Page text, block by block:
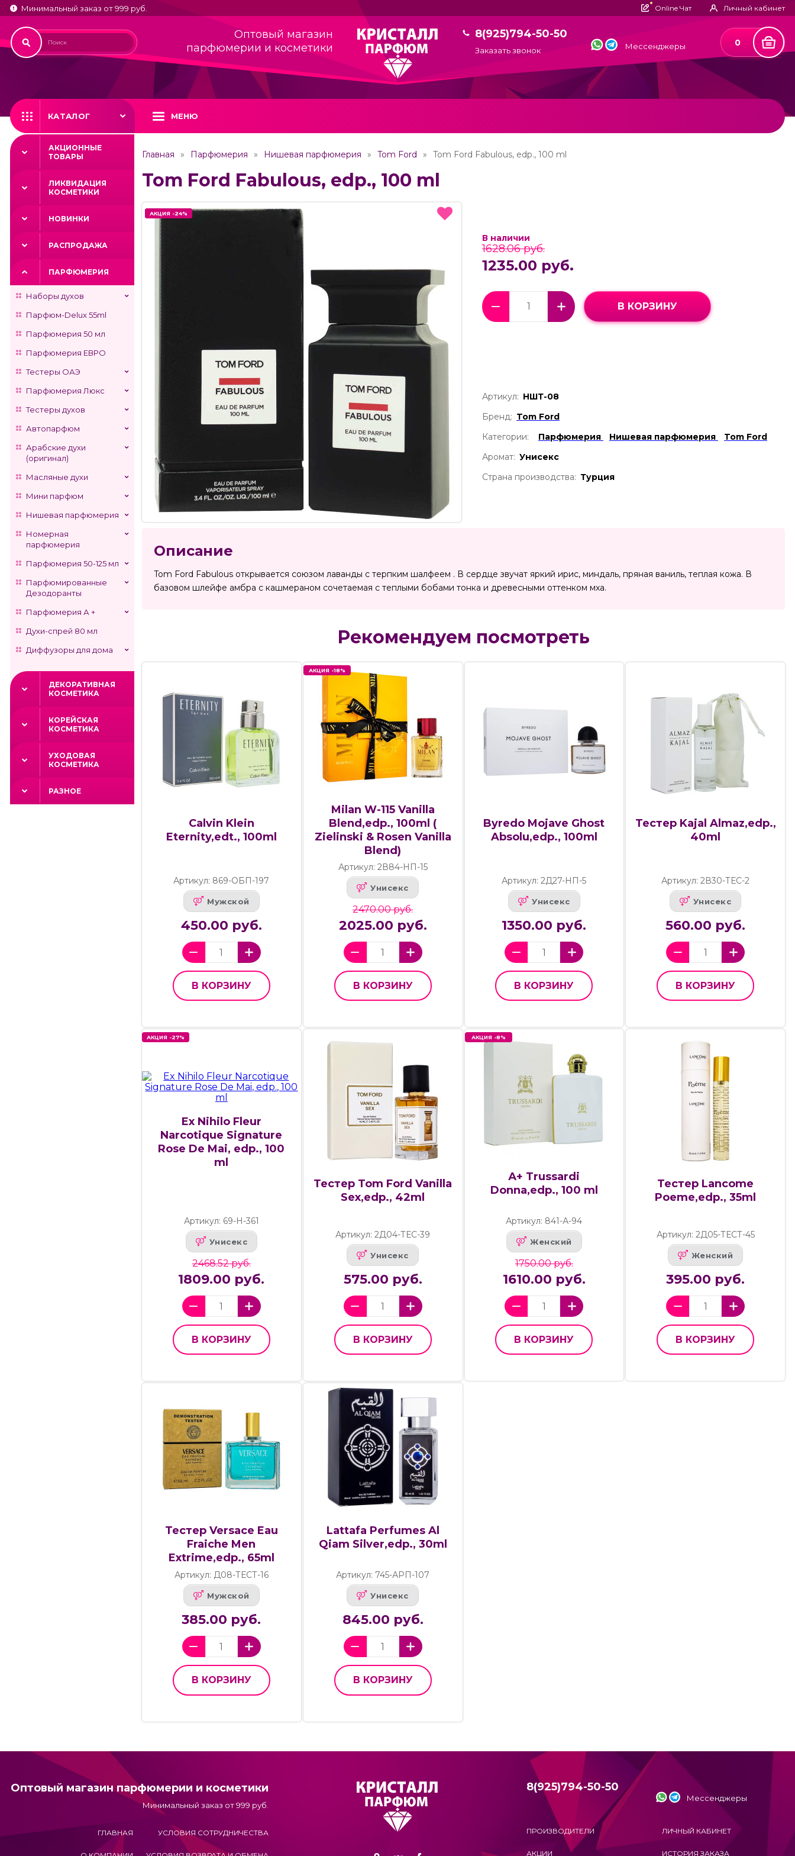
Минимальный заказ от 999 руб. Online Чат Личный кабинет
Оптовый магазин
парфюмерии и косметики
8(925)794-50-50
Заказать звонок Мессенджеры 0
КАТАЛОГ МЕНЮ
АКЦИОННЫЕ
ТОВАРЫ
ЛИКВИДАЦИЯ
КОСМЕТИКИ
НОВИНКИ
РАСПРОДАЖА
ПАРФЮМЕРИЯ
Наборы духов
Парфюм-Delux 55ml
Парфюмерия 50 мл
Парфюмерия ЕВРО
Тестеры ОАЭ
Парфюмерия Люкс
Тестеры духов
Автопарфюм
Арабские духи
(оригинал)
Масляные духи
Мини парфюм
Нишевая парфюмерия
Номерная
парфюмерия
Парфюмерия 50-125 мл
Парфюмированные
Дезодоранты
Парфюмерия А +
Духи-спрей 80 мл
Диффузоры для дома
ДЕКОРАТИВНАЯ
КОСМЕТИКА
КОРЕЙСКАЯ
КОСМЕТИКА
УХОДОВАЯ
КОСМЕТИКА
РАЗНОЕ
Главная Парфюмерия Нишевая парфюмерия Tom Ford Tom Ford Fabulous, edp., 100 ml
Tom Ford Fabulous, edp., 100 ml
АКЦИЯ -24%
АКЦИЯ -24%
В наличии
1628.06 руб.
1235.00 руб.
В КОРЗИНУ
Артикул: НШТ-08
Бренд: Tom Ford
Категории:
Парфюмерия Нишевая парфюмерия
Tom Ford
Аромат: Унисекс
Страна производства: Турция
Описание
Tom Ford Fabulous открывается союзом лаванды с терпким шалфеем . В сердце звучат яркий ирис, миндаль, пряная ваниль, теплая кожа. В
базовом шлейфе амбра с кашмераном сочетаемая с теплыми бобами тонка и древесными оттенком мха.
Рекомендуем посмотреть
Calvin Klein
Eternity,edt., 100ml
Артикул: 869-ОБП-197
Мужской
450.00 руб.
В КОРЗИНУ
АКЦИЯ -18%
Milan W-115 Vanilla
Blend,edp., 100ml (
Zielinski & Rosen Vanilla
Blend)
Артикул: 2В84-НП-15
Унисекс
2470.00 руб.
2025.00 руб.
В КОРЗИНУ
Byredo Mojave Ghost
Absolu,edp., 100ml
Артикул: 2Д27-НП-5
Унисекс
1350.00 руб.
В КОРЗИНУ
Тестер Kajal Almaz,edp.,
40ml
Артикул: 2В30-ТЕС-2
Унисекс
560.00 руб.
В КОРЗИНУ
АКЦИЯ -27%
Ex Nihilo Fleur
Narcotique Signature
Rose De Mai, edp., 100
ml
Артикул: 69-Н-361
Унисекс
2468.52 руб.
1809.00 руб.
В КОРЗИНУ
Тестер Tom Ford Vanilla
Sex,edp., 42ml
Артикул: 2Д04-ТЕС-39
Унисекс
575.00 руб.
В КОРЗИНУ
АКЦИЯ -8%
А+ Trussardi
Donna,edp., 100 ml
Артикул: 841-А-94
Женский
1750.00 руб.
1610.00 руб.
В КОРЗИНУ
Тестер Lancome
Poeme,edp., 35ml
Артикул: 2Д05-ТЕСТ-45
Женский
395.00 руб.
В КОРЗИНУ
Тестер Versace Eau
Fraiche Men
Extrime,edp., 65ml
Артикул: Д08-ТЕСТ-16
Мужской
385.00 руб.
В КОРЗИНУ
Lattafa Perfumes Al
Qiam Silver,edp., 30ml
Артикул: 745-АРП-107
Унисекс
845.00 руб.
В КОРЗИНУ
Оптовый магазин парфюмерии и косметики
Минимальный заказ от 999 руб.
ГЛАВНАЯ УСЛОВИЯ СОТРУДНИЧЕСТВА
8(925)794-50-50
Мессенджеры
ПРОИЗВОДИТЕЛИ
АКЦИИ
ЛИЧНЫЙ КАБИНЕТ
ИСТОРИЯ ЗАКАЗА